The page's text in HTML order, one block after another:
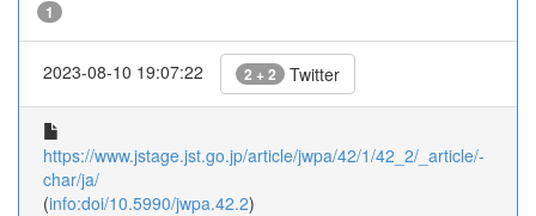
1
2023-08-10 19:07:22 2 + 2 Twitter
https://www.jstage.jst.go.jp/article/jwpa/42/1/42_2/_article/-
char/ja/
(info:doi/10.5990/jwpa.42.2)